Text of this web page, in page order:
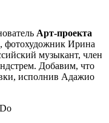
Арт-проекта
фотохудожник Ирина
музыкант, член
Добавим, что
исполнив Адажио